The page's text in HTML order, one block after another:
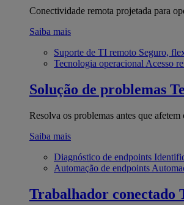
Conectividade remota projetada para
Saiba mais
Suporte de TI remoto Seguro,
Tecnologia operacional Acesso
Solução de problemas
Resolva os problemas antes que afetem
Saiba mais
Diagnóstico de endpoints
Automação de endpoints
Trabalhador conectado